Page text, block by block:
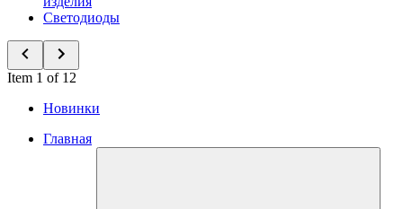
Светодиоды
Item 1 of 12
Новинки
Главная